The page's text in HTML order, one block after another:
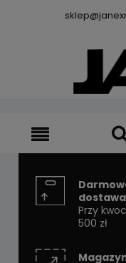
dostawa
Przy
500 zł